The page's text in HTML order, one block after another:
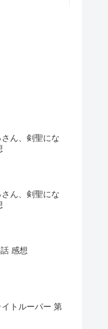
ん、剣聖にな
ん、剣聖にな
感想
トルーパー 第